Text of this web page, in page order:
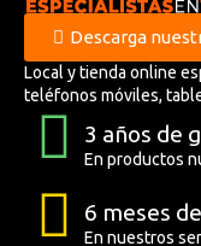
Descarga
Local y tienda online
teléfonos móviles,
3 años de
En productos
6 meses
En nuestros